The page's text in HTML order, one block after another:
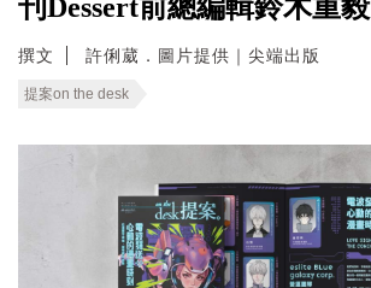
刊Dessert前總編輯鈴木重毅
撰文 許俐葳．圖片提供｜尖端出版
提案on the desk